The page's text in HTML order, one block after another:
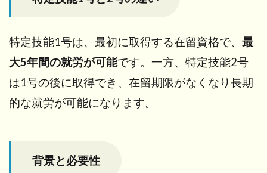
1. 技
験に
合格
する
6.1.1
宿泊分
試験と
は?
特定技能1号は、最初に取得する在留資格で、 最
大5年間の就労が可能です。一方、特定技能2号
は1号の後に取得でき、在留期限がなくなり長期
的な就労が可能になります。
背景と必要性